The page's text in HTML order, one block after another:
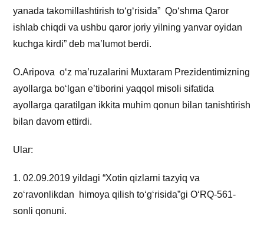
yanada takomillashtirish to‘g‘risida” Qo‘shma Qaror
ishlab chiqdi va ushbu qaror joriy yilning yanvar oyidan
kuchga kirdi” deb ma’lumot berdi.
O.Aripova o‘z ma’ruzalarini Muxtaram Prezidentimizning
ayollarga bo‘lgan e’tiborini yaqqol misoli sifatida
ayollarga qaratilgan ikkita muhim qonun bilan tanishtirish
bilan davom ettirdi.
Ular:
1. 02.09.2019 yildagi “Xotin qizlarni tazyiq va
zo‘ravonlikdan himoya qilish to‘g‘risida”gi O‘RQ-561-
sonli qonuni.